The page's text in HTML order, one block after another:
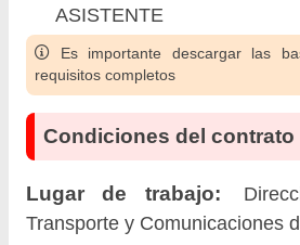
ASISTENTE
Es importante descargar las
requisitos completos
Condiciones del contrato
Lugar de trabajo:
Transporte y Comunicaciones